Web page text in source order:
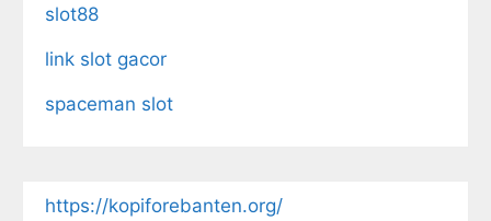
slot88
link slot gacor
spaceman slot
https://kopiforebanten.org/